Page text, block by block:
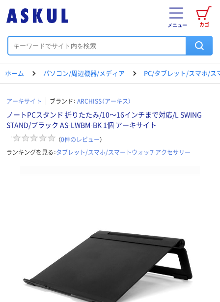
カゴ
メニュー
ホーム パソコン/周辺機器/メディア PC/タブレット/スマホ/ス
アーキサイト ブランド： ARCHISS（アーキス）
ノートPCスタンド 折りたたみ/10～16インチまで対応/L SWING
STAND/ブラック AS-LWBM-BK 1個 アーキサイト
（0件のレビュー）
ランキングを見る：タブレット/スマホ/スマートウォッチアクセサリー